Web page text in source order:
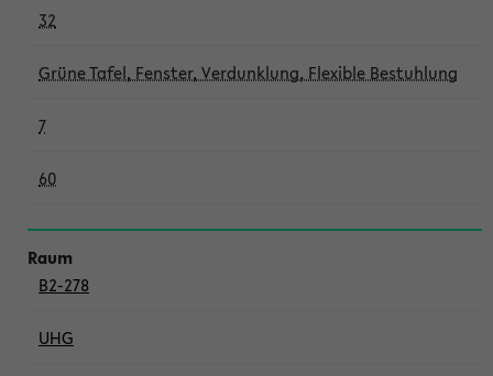
32
Grüne Tafel, Fenster, Verdunklung, Flexible Bestuhlung
7
60
B2-278
UHG